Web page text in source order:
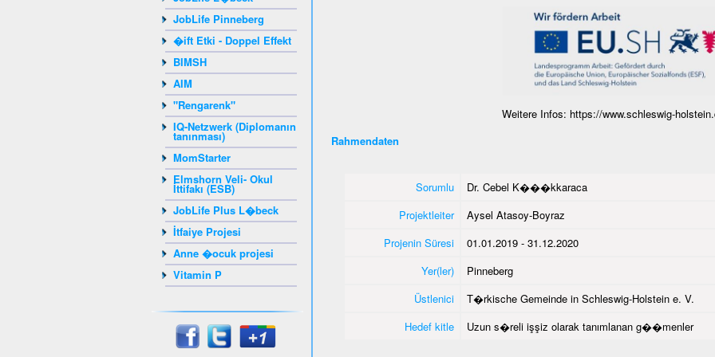
JobLife Pinneberg
�ift Etki - Doppel Effekt
BIMSH
AIM
"Rengarenk"
IQ-Netzwerk (Diplomanın
tanınması)
MomStarter
Elmshorn Veli- Okul
İttifakı (ESB)
JobLife Plus L�beck
İtfaiye Projesi
Anne �ocuk projesi
Vitamin P
Weitere Infos: https://www.schleswig-
Rahmendaten
Sorumlu
Dr. Cebel K���kkaraca
Projektleiter
Aysel Atasoy-Boyraz
Projenin Süresi
01.01.2019 - 31.12.2020
Yer(ler)
Pinneberg
Üstlenici
T�rkische Gemeinde in Schleswig-Holstein e. V.
Hedef kitle
Uzun s�reli işşiz olarak tanımlanan g��menler